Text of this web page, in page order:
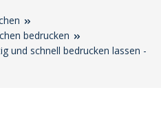
bedrucken
und schnell bedrucken lassen -